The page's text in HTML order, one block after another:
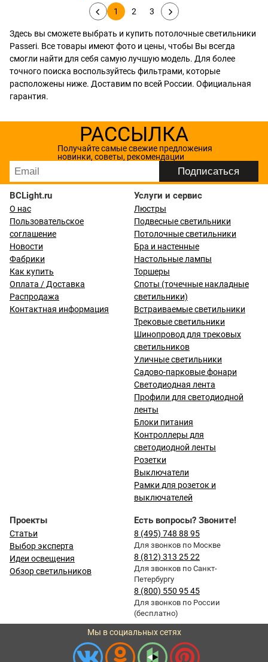
1 2 3
Здесь вы сможете выбрать и купить потолочные светильники
Passeri. Все товары имеют фото и цены, чтобы Вы всегда
смогли найти для себя самую лучшую модель. Для более
точного поиска воспользуйтесь фильтрами, которые
расположены ниже. Доставим по всей России. Официальная
гарантия.
РАССЫЛКА
Получайте самые свежие предложения
новинки, советы, рекомендации
BCLight.ru
О нас
Пользовательское
соглашение
Новости
Фабрики
Как купить
Оплата / Доставка
Распродажа
Контактная информация
Услуги и сервис
Люстры
Подвесные светильники
Потолочные светильники
Бра и настенные
Настольные лампы
Торшеры
Споты (точечные накладные
светильники)
Встраиваемые светильники
Трековые светильники
Шинопровод для трековых
светильников
Уличные светильники
Садово-парковые фонари
Светодиодная лента
Профили для светодиодной
ленты
Блоки питания
Контроллеры для
светодиодной ленты
Розетки
Выключатели
Рамки для розеток и
выключателей
Проекты
Статьи
Выбор эксперта
Идеи освещения
Обзор светильников
Есть вопросы? Звоните!
8 (495) 748 88 95
Для звонков по Москве
8 (812) 313 25 22
Для звонков по Санкт-
Петербургу
8 (800) 550 95 45
Для звонков по России
(бесплатно)
Мы в социальных сетях